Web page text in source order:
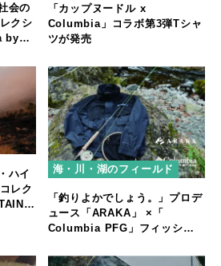
会の
クシ
by
「カップヌードル x
Columbia」コラボ第3弾Tシャ
ツが発売
ハイ
レク
海・川・湖のフィールド
「釣りよかでしょう。」プロデ
ュース「ARAKA」 ×「
Columbia PFG」フィッシン
込んだコラボアイテム「Cold